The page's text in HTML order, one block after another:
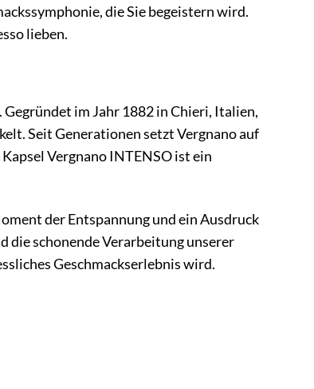
die Sie begeistern wird.
lieben.
im Jahr 1882 in Chieri, Italien,
Seit Generationen setzt Vergnano auf
Vergnano INTENSO ist ein
der Entspannung und ein Ausdruck
die schonende Verarbeitung unserer
Geschmackserlebnis wird.